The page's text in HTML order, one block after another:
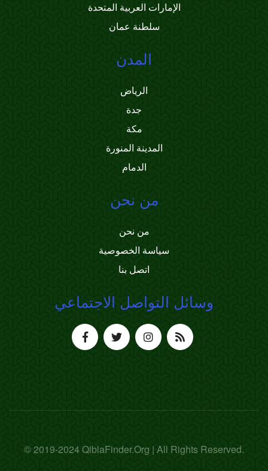
الإمارات العربية المتحدة
سلطنة عمان
المدن
الرياض
جدة
مكة
المدينة المنورة
الدمام
من نحن
من نحن
سياسة الخصوصية
اتصل بنا
وسائل التواصل الاجتماعي
© 2019-2024 QiblaFinder.Org | All Rights Reserved.